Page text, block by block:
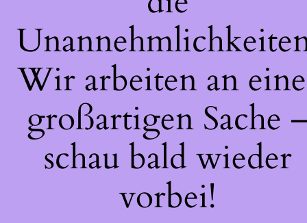
Wir arbeiten an
großartigen Sache
schau bald wieder
vorbei!